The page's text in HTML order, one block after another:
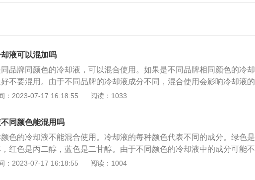
却液可以混加吗
品牌同颜色的冷却液，可以混合使用。如果是不同品牌相同颜色的冷却
不要混用。由于不同品牌的冷却液成分不同，混合使用会影响冷却液的
效果，甚至对汽车发动机造成严重损坏。原因：每种防冻液内部的主要
来的伤害无法预估。市面上的所有防冻液主要成分有3种，分别是乙二
二醇和二甘醇；乙二醇的整体颜色为绿色，丙二醇的整体颜色是红色中带
而二甘醇的整体颜色是呈现蓝色的；之所以将防冻液的颜色进行明显的
是为了方便辨别，如果是不同颜色的防冻液混加到一起，如乙二醇和丙
温高压下会反应生成胶基。
：2023-07-17 16:18:55 阅读：1033
同颜色能混用吗
色的冷却液不能混合使用。冷却液的每种颜色代表不同的成分。绿色是
红色是丙二醇，蓝色是二甘醇。由于不同颜色的冷却液中的成分可能不
时可能会发生化学反应，导致冷却液不能充分发挥应有的作用。由于不
：2023-07-17 16:18:55 阅读：1004